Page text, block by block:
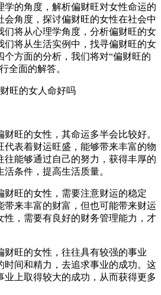
学的角度，解析偏财旺对女性命运的
会角度，探讨偏财旺的女性在社会中
们将从心理学角度，分析偏财旺的女
们将从生活实例中，找寻偏财旺的女
个方面的分析，我们将对“偏财旺的
全面的解答。
旺的女性，其命运多半会比较好。
代表着财运旺盛，能够带来丰富的物
往能够通过自己的努力，获得丰厚的
条件，提高生活质量。
财旺的女性，需要注意财运的稳定
带来丰富的财富，但也可能带来财运
性，需要有良好的财务管理能力，才
财旺的女性，往往具有较强的事业
时间和精力，去追求事业的成功。这
业上取得较大的成功，从而获得更多